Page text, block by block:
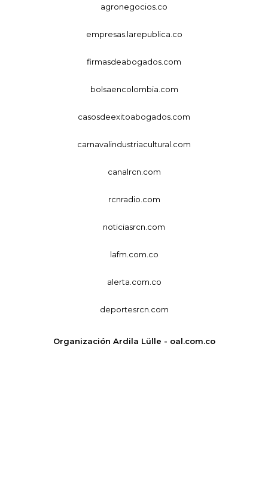
agronegocios.co
empresas.larepublica.co
firmasdeabogados.com
bolsaencolombia.com
casosdeexitoabogados.com
carnavalindustriacultural.com
canalrcn.com
rcnradio.com
noticiasrcn.com
lafm.com.co
alerta.com.co
deportesrcn.com
Organización Ardila Lülle - oal.com.co